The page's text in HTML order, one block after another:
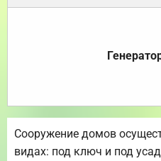
Сооружение домов
видах: под ключ и под